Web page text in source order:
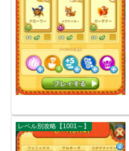
レベル別攻略【1001～】